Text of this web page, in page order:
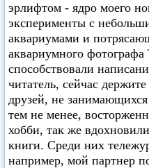
эрлифтом - ядро моего
эксперименты с
аквариумами и
аквариумного
способствовали
читатель, сейчас
друзей, не
тем не менее,
хобби, так же
книги. Среди них
например, мой партнер